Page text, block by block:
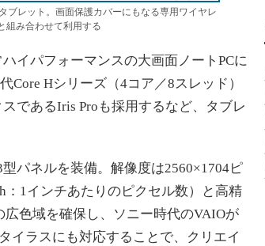
タブレット。画面保護カバーにもなる専用ワイヤレ
組み合わせて利用する
イパフォーマンスの大画面ノートPCに
Core Hシリーズ（4コア／8スレッド）
であるIris Proも採用するなど、タブレ
パネルを装備。解像度は2560×1704ピ
：1インチあたりのピクセル数）と高精
色域を確保し、ソニー時代のVAIOが
イラスにも対応することで、クリエイ